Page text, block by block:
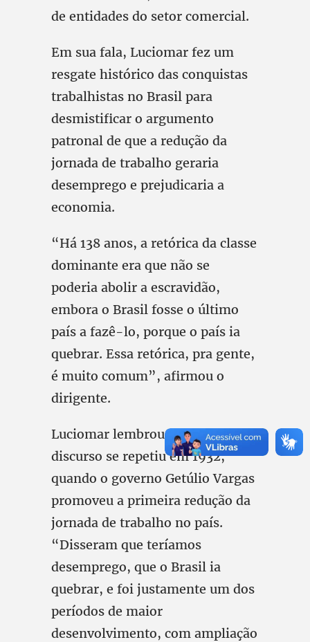
de entidades do setor comercial.
Em sua fala, Luciomar fez um
resgate histórico das conquistas
trabalhistas no Brasil para
desmistificar o argumento
patronal de que a redução da
jornada de trabalho geraria
desemprego e prejudicaria a
economia.
“Há 138 anos, a retórica da classe
dominante era que não se
poderia abolir a escravidão,
embora o Brasil fosse o último
país a fazê-lo, porque o país ia
quebrar. Essa retórica, pra gente,
é muito comum”, afirmou o
dirigente.
Luciomar lembrou que o mesmo
discurso se repetiu em 1932,
quando o governo Getúlio Vargas
promoveu a primeira redução da
jornada de trabalho no país.
“Disseram que teríamos
desemprego, que o Brasil ia
quebrar, e foi justamente um dos
períodos de maior
desenvolvimento, com ampliação